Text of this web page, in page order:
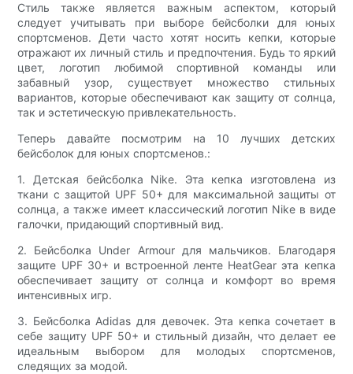
Стиль также является важным аспектом, который
следует учитывать при выборе бейсболки для юных
спортсменов. Дети часто хотят носить кепки, которые
отражают их личный стиль и предпочтения. Будь то яркий
цвет, логотип любимой спортивной команды или
забавный узор, существует множество стильных
вариантов, которые обеспечивают как защиту от солнца,
так и эстетическую привлекательность.
Теперь давайте посмотрим на 10 лучших детских
бейсболок для юных спортсменов.:
1. Детская бейсболка Nike. Эта кепка изготовлена ​​из
ткани с защитой UPF 50+ для максимальной защиты от
солнца, а также имеет классический логотип Nike в виде
галочки, придающий спортивный вид.
2. Бейсболка Under Armour для мальчиков. Благодаря
защите UPF 30+ и встроенной ленте HeatGear эта кепка
обеспечивает защиту от солнца и комфорт во время
интенсивных игр.
3. Бейсболка Adidas для девочек. Эта кепка сочетает в
себе защиту UPF 50+ и стильный дизайн, что делает ее
идеальным выбором для молодых спортсменов,
следящих за модой.